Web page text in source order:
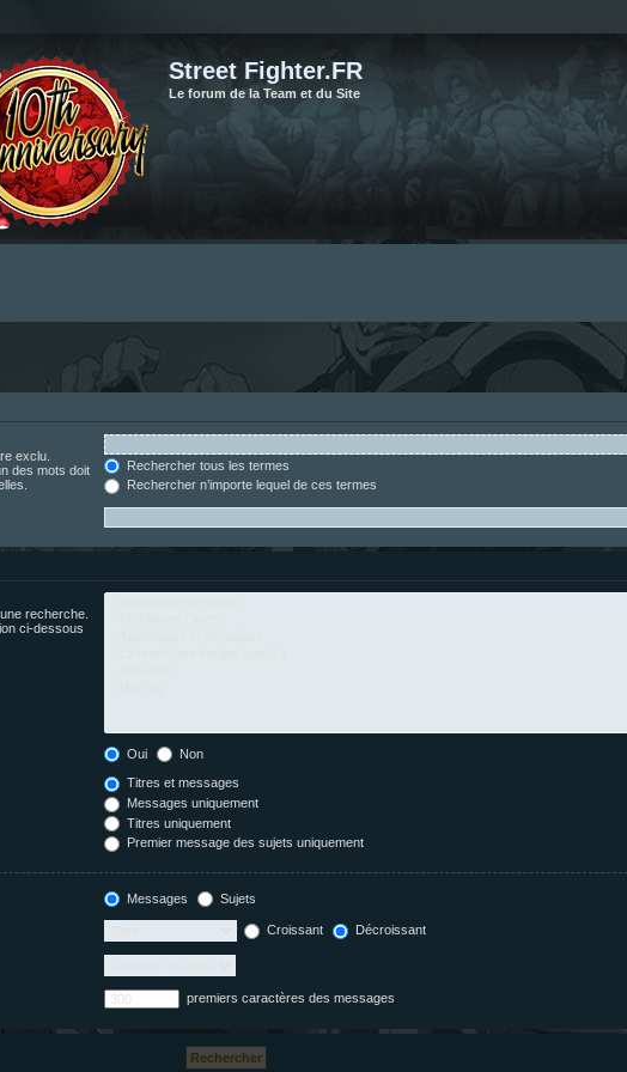
Street Fighter.FR
Le forum de la Team et du Site
exclu.
des mots doit
Rechercher tous les termes
Rechercher n’importe lequel de ces termes
recherche.
ci-dessous
Oui Non
Titres et messages
Messages uniquement
Titres uniquement
Premier message des sujets uniquement
Messages Sujets
Croissant Décroissant
premiers caractères des messages